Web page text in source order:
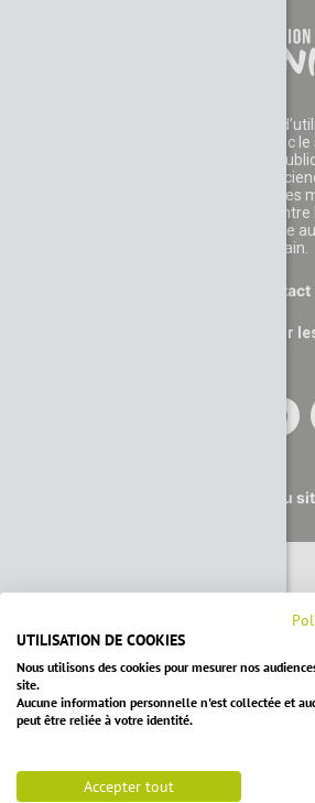
La Fondation CGénial, reconnue
2006 par des entreprises et avec
Recherche. Reconnue d’utilité
développer l'appétence pour les
les jeunes et leur faire découvrir les
également au rapprochement
celui de l’éducation pour faire face
demain.
Contact
Suivez nous sur
Plan du
UTILISATION DE COOKIES
Nous utilisons des cookies pour mesurer nos
site.
Aucune information personnelle n'est collectée et
peut être reliée à votre identité.
Accepter tout